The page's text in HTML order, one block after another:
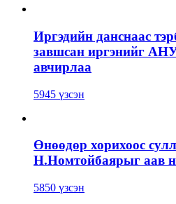
Иргэдийн данснаас
завшсан иргэнийг
авчирлаа
5945 үзсэн
Өнөөдөр хорихоос
Н.Номтойбаярыг аав
5850 үзсэн